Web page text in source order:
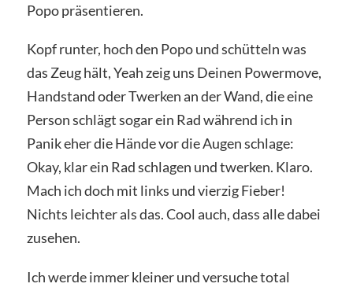
Popo präsentieren.
Kopf runter, hoch den Popo und schütteln was
das Zeug hält, Yeah zeig uns Deinen Powermove,
Handstand oder Twerken an der Wand, die eine
Person schlägt sogar ein Rad während ich in
Panik eher die Hände vor die Augen schlage:
Okay, klar ein Rad schlagen und twerken. Klaro.
Mach ich doch mit links und vierzig Fieber!
Nichts leichter als das. Cool auch, dass alle dabei
zusehen.
Ich werde immer kleiner und versuche total